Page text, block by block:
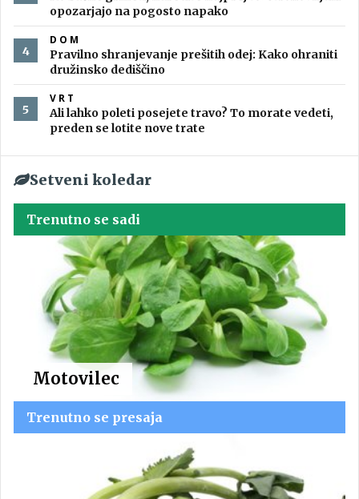
opozarjajo na pogosto napako
DOM
Pravilno shranjevanje prešitih odej: Kako ohraniti
družinsko dediščino
VRT
Ali lahko poleti posejete travo? To morate vedeti,
preden se lotite nove trate
Setveni koledar
Trenutno se sadi
Motovilec
Trenutno se presaja